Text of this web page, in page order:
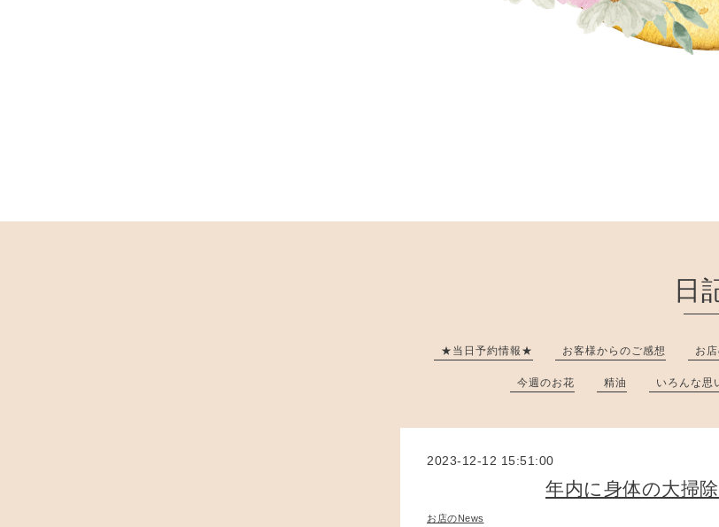
日
★当日予約情報★ お客様からのご感想 お
今週のお花 精油 いろんな思
2023-12-12 15:51:00
年内に身体の大掃
お店のNews